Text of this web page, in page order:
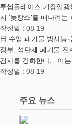
투썸플레이스 기장일
지 ‘늦캉스’를 떠나려
작성일 : 08-19
日 수입 폐기물 방사능
정부, 석탄재 폐기물
검사를 강화한다. 이는
작성일 : 08-19
주요 뉴스